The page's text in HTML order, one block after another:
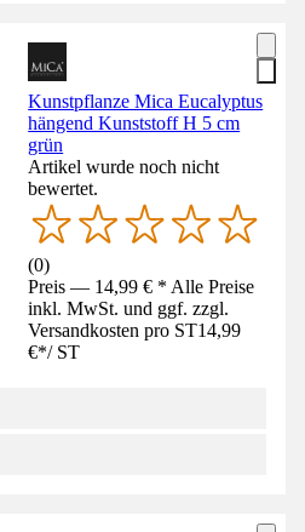
Kunstpflanze Mica Eucalyptus
hängend Kunststoff H 5 cm
grün
Artikel wurde noch nicht
bewertet.
(0)
Preis — 14,99 € * Alle Preise
inkl. MwSt. und ggf. zzgl.
Versandkosten pro ST14,99
€*/ ST